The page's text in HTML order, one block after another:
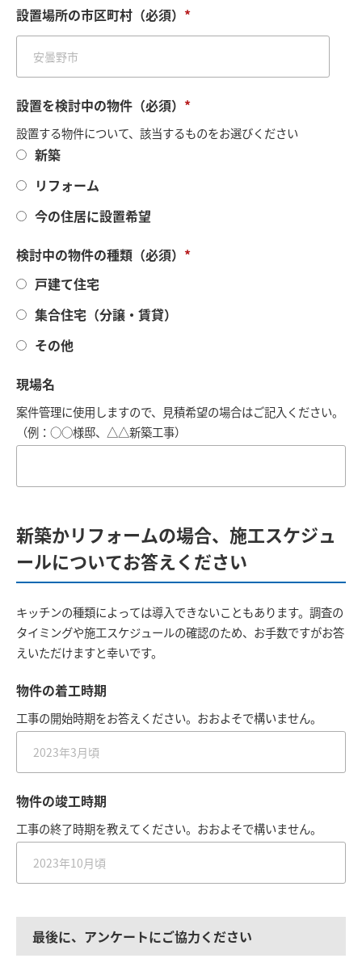
設置場所の市区町村（必須） *
設置を検討中の物件（必須） *
設置する物件について、該当するものをお選びください
新築
リフォーム
今の住居に設置希望
検討中の物件の種類（必須） *
戸建て住宅
集合住宅（分譲・賃貸）
その他
現場名
案件管理に使用しますので、見積希望の場合はご記入ください。
（例：○○様邸、△△新築工事）
新築かリフォームの場合、施工スケジュ
ールについてお答えください
キッチンの種類によっては導入できないこともあります。調査の
タイミングや施工スケジュールの確認のため、お手数ですがお答
えいただけますと幸いです。
物件の着工時期
工事の開始時期をお答えください。おおよそで構いません。
物件の竣工時期
工事の終了時期を教えてください。おおよそで構いません。
最後に、アンケートにご協力ください